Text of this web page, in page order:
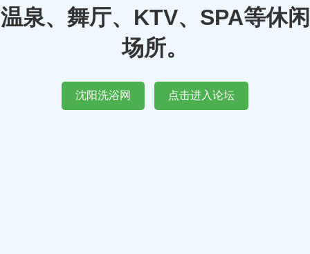
温泉、舞厅、KTV、SPA等休闲
场所。
沈阳洗浴网 点击进入论坛